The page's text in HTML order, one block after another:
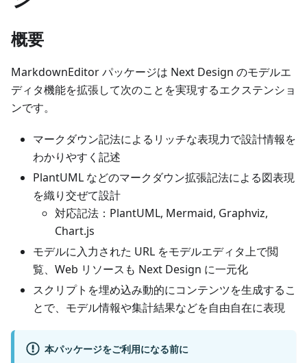
概要
MarkdownEditor パッケージは Next Design のモデルエ
ディタ機能を拡張して次のことを実現するエクステンショ
ンです。
マークダウン記法によるリッチな表現力で設計情報を
わかりやすく記述
PlantUML などのマークダウン拡張記法による図表現
を織り交ぜて設計
対応記法：PlantUML, Mermaid, Graphviz,
Chart.js
モデルに入力された URL をモデルエディタ上で閲
覧、Web リソースも Next Design に一元化
スクリプトを埋め込み動的にコンテンツを生成するこ
とで、モデル情報や集計結果などを自由自在に表現
本パッケージをご利用になる前に